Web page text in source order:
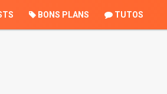
BONS PLANS TUTOS